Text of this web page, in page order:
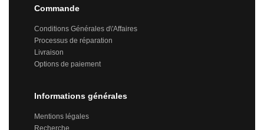
Commande
Conditions Générales d\'Affaires
Processus de réparation
Livraison
Options de paiement
Informations générales
Mentions légales
Recherche